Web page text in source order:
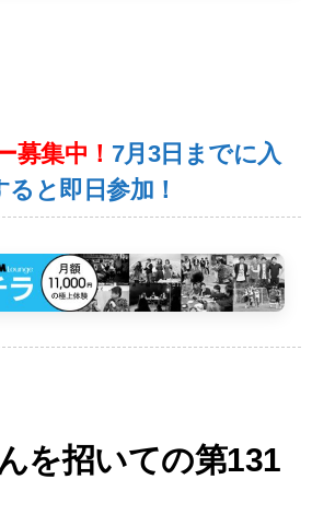
募集中！ 7月3日までに入
ると即日参加！
を招いての第131